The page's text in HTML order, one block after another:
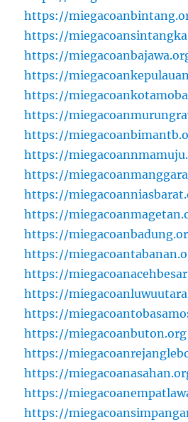
https://
https://
https://
https://
https://
https://
https://
https://
https://
https://
https://
https://
https://
https://
https://
https://
https://miegacoanbuton.org
https://
https://
https://
https://